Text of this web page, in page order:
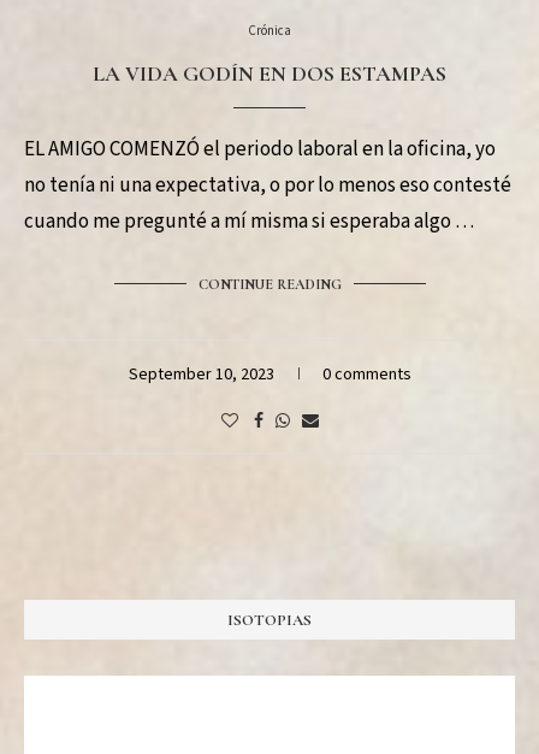
Crónica
LA VIDA GODÍN EN DOS ESTAMPAS
EL AMIGO COMENZÓ el periodo laboral en la oficina, yo
no tenía ni una expectativa, o por lo menos eso contesté
cuando me pregunté a mí misma si esperaba algo …
CONTINUE READING
September 10, 2023 0 comments
ISOTOPIAS